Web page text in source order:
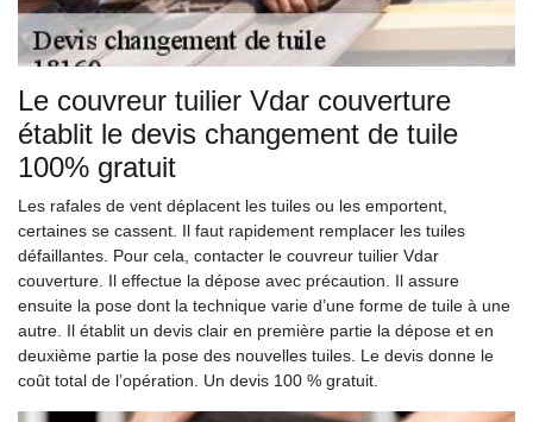
Le couvreur tuilier Vdar couverture
établit le devis changement de tuile
100% gratuit
Les rafales de vent déplacent les tuiles ou les emportent,
certaines se cassent. Il faut rapidement remplacer les tuiles
défaillantes. Pour cela, contacter le couvreur tuilier Vdar
couverture. Il effectue la dépose avec précaution. Il assure
ensuite la pose dont la technique varie d’une forme de tuile à une
autre. Il établit un devis clair en première partie la dépose et en
deuxième partie la pose des nouvelles tuiles. Le devis donne le
coût total de l’opération. Un devis 100 % gratuit.